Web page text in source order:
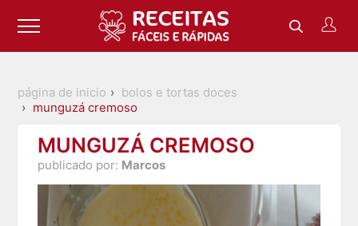
página de inicio
bolos e tortas doces
munguzá cremoso
MUNGUZÁ CREMOSO
publicado por: Marcos